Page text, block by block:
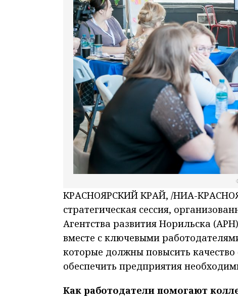
КРАСНОЯРСКИЙ КРАЙ, /НИА-
стратегическая сессия,
Агентства развития Норильска
вместе с ключевыми
которые должны повысить
обеспечить предприятия
Как работодатели помогают